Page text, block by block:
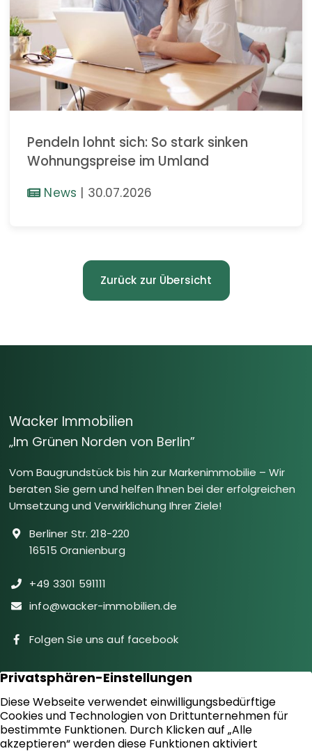
Pendeln lohnt sich: So stark sinken
Wohnungspreise im Umland
News | 30.07.2026
Zurück zur Übersicht
Wacker Immobilien
„Im Grünen Norden von Berlin”
Vom Baugrundstück bis hin zur Markenimmobilie – Wir
beraten Sie gern und helfen Ihnen bei der erfolgreichen
Umsetzung und Verwirklichung Ihrer Ziele!
Berliner Str. 218-220
16515 Oranienburg
+49 3301 591111
info@wacker-immobilien.de
Folgen Sie uns auf facebook
Immobilien
Downloads
Diensteistungen
Aktuelles
Sie suchen
Kontakt